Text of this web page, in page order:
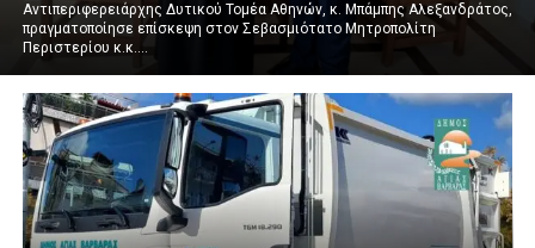
Αντιπεριφερειάρχης Δυτικού Τομέα Αθηνών, κ. Μπάμπης Αλεξανδράτος,
πραγματοποίησε επίσκεψη στον Σεβασμιότατο Μητροπολίτη
Περιστερίου κ.κ....